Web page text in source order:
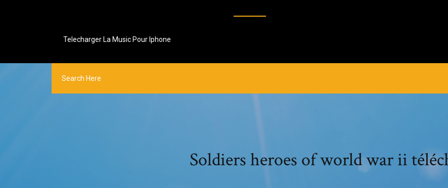
Telecharger La Music Pour Iphone
Soldiers heroes of world war ii